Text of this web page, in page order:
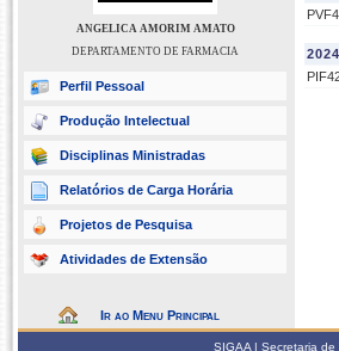
ANGELICA AMORIM AMATO
DEPARTAMENTO DE FARMACIA
Perfil Pessoal
Produção Intelectual
Disciplinas Ministradas
Relatórios de Carga Horária
Projetos de Pesquisa
Atividades de Extensão
Ir ao Menu Principal
2024
SIGAA | Secretaria